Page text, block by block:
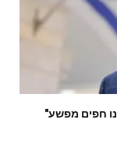
חפים מפשע"